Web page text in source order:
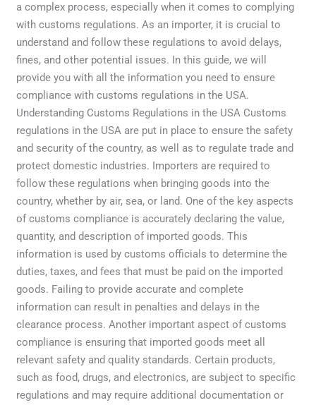
a complex process, especially when it comes to complying
with customs regulations. As an importer, it is crucial to
understand and follow these regulations to avoid delays,
fines, and other potential issues. In this guide, we will
provide you with all the information you need to ensure
compliance with customs regulations in the USA.
Understanding Customs Regulations in the USA Customs
regulations in the USA are put in place to ensure the safety
and security of the country, as well as to regulate trade and
protect domestic industries. Importers are required to
follow these regulations when bringing goods into the
country, whether by air, sea, or land. One of the key aspects
of customs compliance is accurately declaring the value,
quantity, and description of imported goods. This
information is used by customs officials to determine the
duties, taxes, and fees that must be paid on the imported
goods. Failing to provide accurate and complete
information can result in penalties and delays in the
clearance process. Another important aspect of customs
compliance is ensuring that imported goods meet all
relevant safety and quality standards. Certain products,
such as food, drugs, and electronics, are subject to specific
regulations and may require additional documentation or
确
遵
国
规：
口
指
南